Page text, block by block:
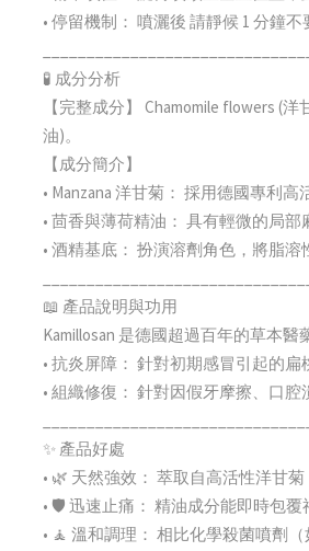
• 停留機制： 噴灑後 請靜候 1 分鐘
🧪 成分分析
【完整成分】 Chamomile flowers (
油)。
【成分簡介】
• Manzana 洋甘菊： 採用德國專利
• 茴香與薄荷精油： 具有輕微的局部
• 酒精基底： 扮演溶劑角色，將脂
📖 產品說明與功用
Kamillosan 是德國超過百年的草本醫
• 抗炎屏障： 針對初期感冒引起的扁
• 組織修復： 針對因假牙摩擦、口
✨ 產品好處
• 🌿 天然強效： 萃取自高活性洋甘
• 🛡️ 迅速止痛： 精油成分能即時包覆
• 🧘 溫和調理： 相比化學殺菌噴劑